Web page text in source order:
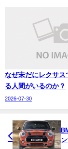
なぜ未だにレクサス
る人間がいるのか？
2026-07-30